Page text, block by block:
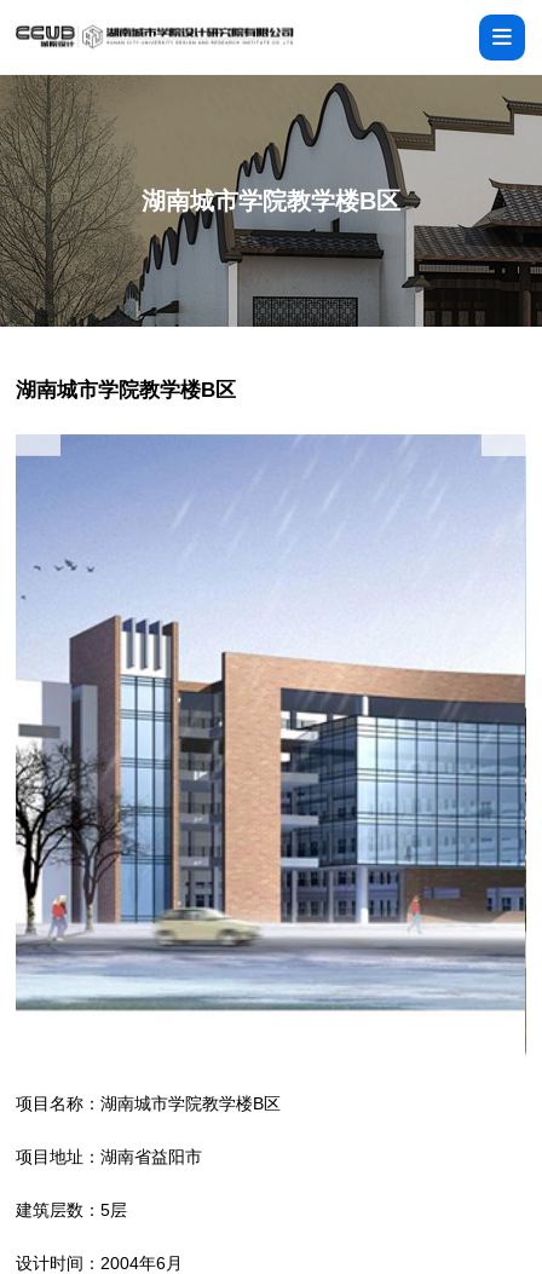
湖南城市学院教学楼B区
湖南城市学院教学楼B区
项目名称：湖南城市学院教学楼B区
项目地址：湖南省益阳市
建筑层数：5层
设计时间：2004年6月